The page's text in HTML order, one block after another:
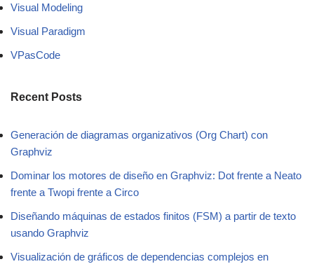
Visual Modeling
Visual Paradigm
VPasCode
Recent Posts
Generación de diagramas organizativos (Org Chart) con
Graphviz
Dominar los motores de diseño en Graphviz: Dot frente a Neato
frente a Twopi frente a Circo
Diseñando máquinas de estados finitos (FSM) a partir de texto
usando Graphviz
Visualización de gráficos de dependencias complejos en